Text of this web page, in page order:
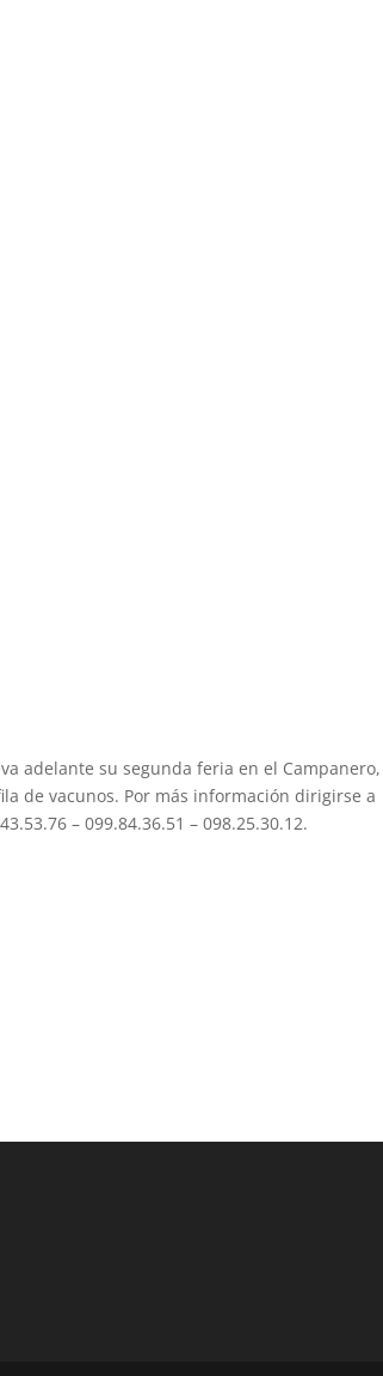
adelante su segunda feria en el Campanero,
de vacunos. Por más información dirigirse a
– 099.84.36.51 – 098.25.30.12.